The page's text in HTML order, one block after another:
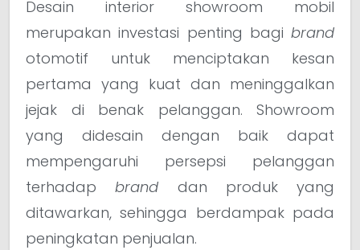
Desain interior showroom mobil
merupakan investasi penting bagi brand
otomotif untuk menciptakan kesan
pertama yang kuat dan meninggalkan
jejak di benak pelanggan. Showroom
yang didesain dengan baik dapat
mempengaruhi persepsi pelanggan
terhadapbrand dan produk yang
ditawarkan, sehingga berdampak pada
peningkatan penjualan.